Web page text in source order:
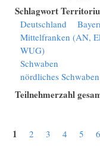
Schlagwort
Deutschland
Mittelfranken (AN,
WUG)
Schwaben
nördliches
Teilnehmerzahl
1 2 3 4 5 6